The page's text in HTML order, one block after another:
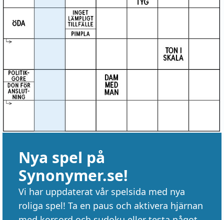
Nya spel på
Synonymer.se!
Vi har uppdaterat vår spelsida med nya
roliga spel! Ta en paus och aktivera hjärnan